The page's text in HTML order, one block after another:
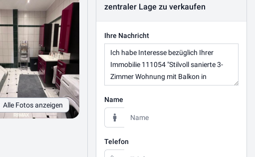
Alle Fotos anzeigen
zentraler Lage zu verkaufen
Ihre Nachricht
Name
Telefon